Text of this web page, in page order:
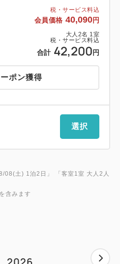
税・サービス料込
会員価格 40,090円
大人 2名 1室
税・サービス料込
合計 42,200 円
ポン獲得
選択
08(土) 1泊2日 」 「 客室1室 大人2人
含みます